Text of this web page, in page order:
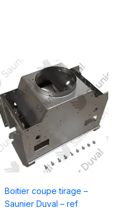
Boitier coupe tirage –
Saunier Duval – ref